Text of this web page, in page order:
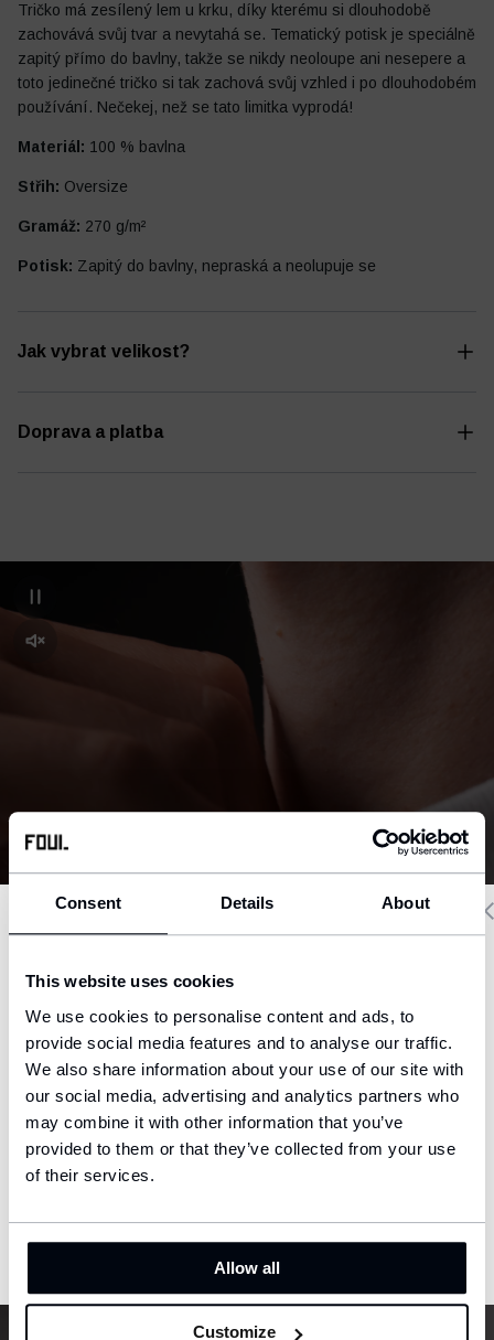
Consent Details About
This website uses cookies
We use cookies to personalise content and ads, to
provide social media features and to analyse our traffic.
We also share information about your use of our site with
our social media, advertising and analytics partners who
may combine it with other information that you’ve
provided to them or that they’ve collected from your use
of their services.
Allow all
Customize
Tričko má zesílený lem u krku, díky kterému si dlouhodobě
zachovává svůj tvar a nevytahá se. Tematický potisk je speciálně
zapitý přímo do bavlny, takže se nikdy neoloupe ani nesepere a
toto jedinečné tričko si tak zachová svůj vzhled i po dlouhodobém
používání. Nečekej, než se tato limitka vyprodá!
Materiál: 100 % bavlna
Střih: Oversize
Gramáž: 270 g/m²
Potisk: Zapitý do bavlny, nepraská a neolupuje se
Jak vybrat velikost?
Doprava a platba
your location.
United States (USD)
Ship to
English
Language
CONFIRM